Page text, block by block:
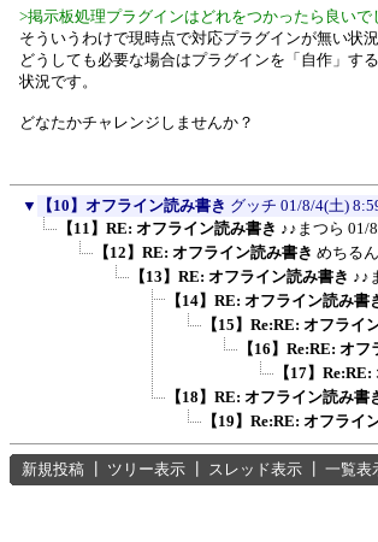
>掲示板処理プラグインはどれをつかったら良いで
そういうわけで現時点で対応プラグインが無い状況
どうしても必要な場合はプラグインを「自作」す
状況です。
どなたかチャレンジしませんか？
▼ 【10】オフライン読み書き グッチ 01/8/4(土)
【11】RE: オフライン読み書き ♪♪まつら 01/
【12】RE: オフライン読み書き めちるん
【13】RE: オフライン読み書き ♪♪
【14】RE: オフライン読み書
【15】Re:RE: オフライ
【16】Re:RE: オ
【17】
【18】RE: オフライン読み書
【19】Re:RE: オフライ
新規投稿 ツリー表示 スレッド表示 一覧表